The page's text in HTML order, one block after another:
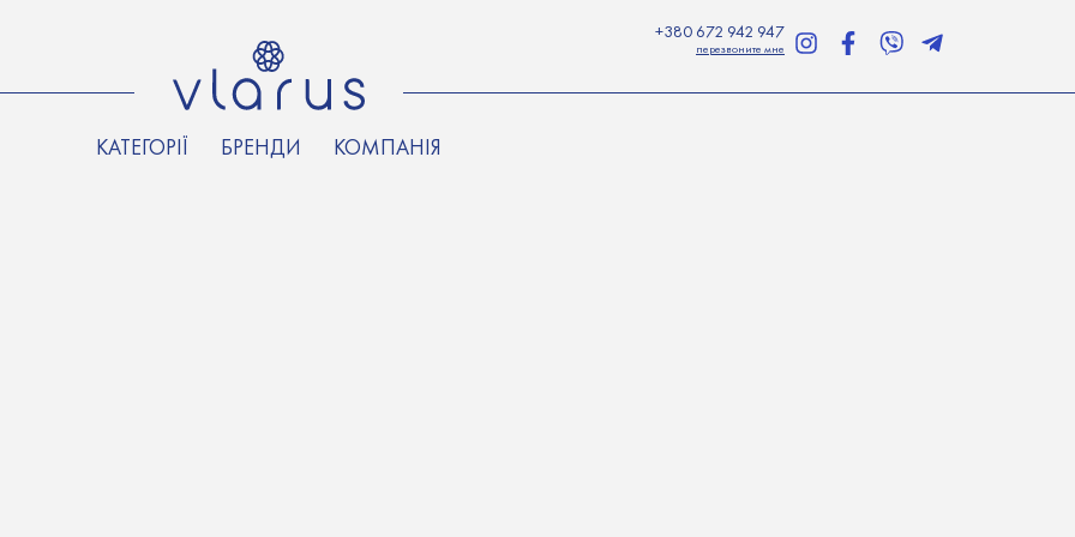
+380 672 942 947
перезвоните мне
КАТЕГОРІЇ БРЕНДИ КОМПАНІЯ